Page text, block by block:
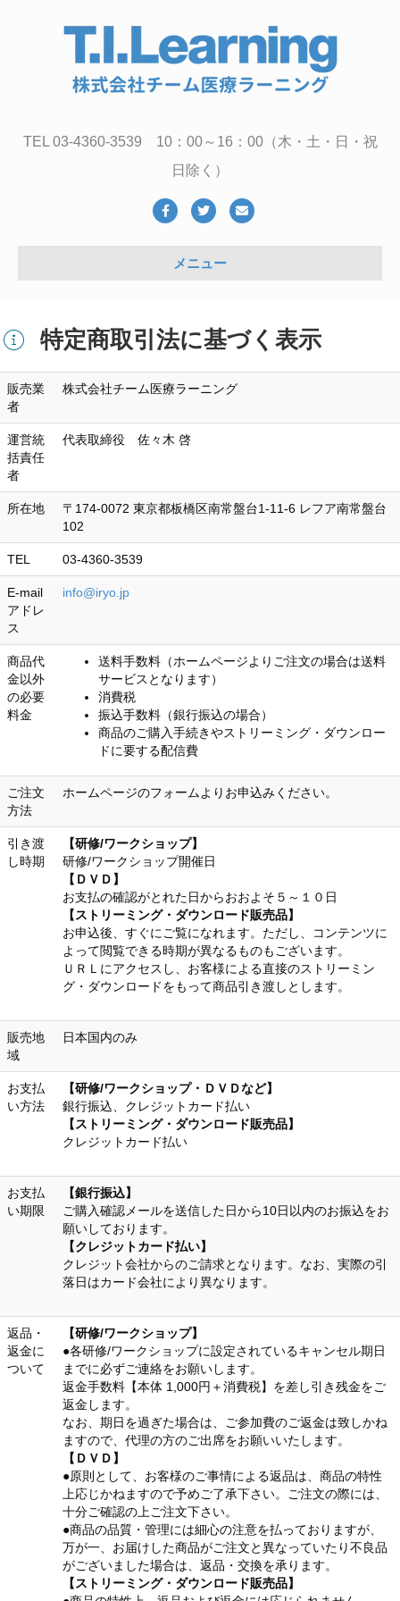
TEL 03-4360-3539 10：00～16：00（木・土・日・祝
日除く）
FacebookTwitterEmail
メニュー
特定商取引法に基づく表示
販売業
者
株式会社チーム医療ラーニング
運営統
括責任
者
代表取締役 佐々木 啓
所在地
〒174-0072 東京都板橋区南常盤台1-11-6 レフア南常盤台
102
TEL 03-4360-3539
E-mail
アドレ
ス
info@iryo.jp
商品代
金以外
の必要
料金
送料手数料（ホームページよりご注文の場合は送料
サービスとなります）
消費税
振込手数料（銀行振込の場合）
商品のご購入手続きやストリーミング・ダウンロー
ドに要する配信費
ご注文
方法
ホームページのフォームよりお申込みください。
引き渡
し時期
【研修/ワークショップ】
研修/ワークショップ開催日
【ＤＶＤ】
お支払の確認がとれた日からおおよそ５～１０日
【ストリーミング・ダウンロード販売品】
お申込後、すぐにご覧になれます。ただし、コンテンツに
よって閲覧できる時期が異なるものもございます。
ＵＲＬにアクセスし、お客様による直接のストリーミン
グ・ダウンロードをもって商品引き渡しとします。
販売地
域
日本国内のみ
お支払
い方法
【研修/ワークショップ・ＤＶＤなど】
銀行振込、クレジットカード払い
【ストリーミング・ダウンロード販売品】
クレジットカード払い
お支払
い期限
【銀行振込】
ご購入確認メールを送信した日から10日以内のお振込をお
願いしております。
【クレジットカード払い】
クレジット会社からのご請求となります。なお、実際の引
落日はカード会社により異なります。
返品・
返金に
ついて
【研修/ワークショップ】
●各研修/ワークショップに設定されているキャンセル期日
までに必ずご連絡をお願いします。
返金手数料【本体 1,000円＋消費税】を差し引き残金をご
返金します。
なお、期日を過ぎた場合は、ご参加費のご返金は致しかね
ますので、代理の方のご出席をお願いいたします。
【ＤＶＤ】
●原則として、お客様のご事情による返品は、商品の特性
上応じかねますので予めご了承下さい。ご注文の際には、
十分ご確認の上ご注文下さい。
●商品の品質・管理には細心の注意を払っておりますが、
万が一、お届けした商品がご注文と異なっていたり不良品
がございました場合は、返品・交換を承ります。
【ストリーミング・ダウンロード販売品】